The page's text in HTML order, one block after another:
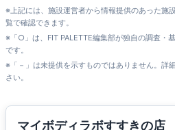
※上記には、施設運営者から情報提供のあった施
覧で確認できます。
※「○」は、FIT PALETTE編集部が独自の調査・
です。
※「－」は未提供を示すものではありません。詳
さい。
マイボディラボすすきの店